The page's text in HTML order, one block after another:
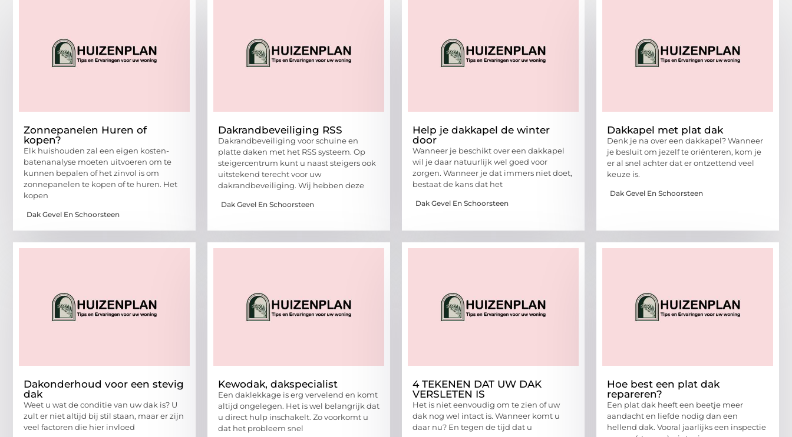
Zonnepanelen Huren of
kopen?
Elk huishouden zal een eigen kosten-
batenanalyse moeten uitvoeren om te
kunnen bepalen of het zinvol is om
zonnepanelen te kopen of te huren. Het
kopen
Dak Gevel En Schoorsteen
Dakrandbeveiliging RSS
Dakrandbeveiliging voor schuine en
platte daken met het RSS systeem. Op
steigercentrum kunt u naast steigers ook
uitstekend terecht voor uw
dakrandbeveiliging. Wij hebben deze
Dak Gevel En Schoorsteen
Help je dakkapel de winter
door
Wanneer je beschikt over een dakkapel
wil je daar natuurlijk wel goed voor
zorgen. Wanneer je dat immers niet doet,
bestaat de kans dat het
Dak Gevel En Schoorsteen
Dakkapel met plat dak
Denk je na over een dakkapel? Wanneer
je besluit om jezelf te oriënteren, kom je
er al snel achter dat er ontzettend veel
keuze is.
Dak Gevel En Schoorsteen
Dakonderhoud voor een stevig
dak
Weet u wat de conditie van uw dak is? U
zult er niet altijd bij stil staan, maar er zijn
veel factoren die hier invloed
Kewodak, dakspecialist
Een daklekkage is erg vervelend en komt
altijd ongelegen. Het is wel belangrijk dat
u direct hulp inschakelt. Zo voorkomt u
dat het probleem snel
4 TEKENEN DAT UW DAK
VERSLETEN IS
Het is niet eenvoudig om te zien of uw
dak nog wel intact is. Wanneer komt u
daar nu? En tegen de tijd dat u
Hoe best een plat dak
repareren?
Een plat dak heeft een beetje meer
aandacht en liefde nodig dan een
hellend dak. Vooral jaarlijks een inspectie